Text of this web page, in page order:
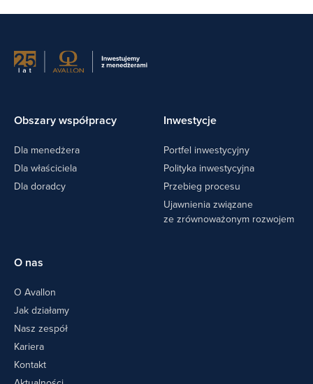
Obszary współpracy
Dla menedżera
Dla właściciela
Dla doradcy
Inwestycje
Portfel inwestycyjny
Polityka inwestycyjna
Przebieg procesu
Ujawnienia związane
ze zrównoważonym rozwojem
O nas
O Avallon
Jak działamy
Nasz zespół
Kariera
Kontakt